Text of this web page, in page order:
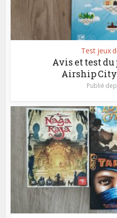
Test jeux
Avis et test du
Airship
Publié